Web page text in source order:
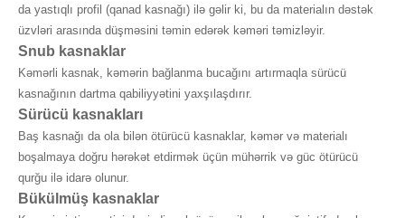
da yastıqlı profil (qanad kasnağı) ilə gəlir ki, bu da materialın dəstək
üzvləri arasında düşməsini təmin edərək kəməri təmizləyir.
Snub kasnaklar
Kəmərli kasnak, kəmərin bağlanma bucağını artırmaqla sürücü
kasnağının dartma qabiliyyətini yaxşılaşdırır.
Sürücü kasnakları
Baş kasnağı da ola bilən ötürücü kasnaklar, kəmər və materialı
boşalmaya doğru hərəkət etdirmək üçün mühərrik və güc ötürücü
qurğu ilə idarə olunur.
Bükülmüş kasnaklar